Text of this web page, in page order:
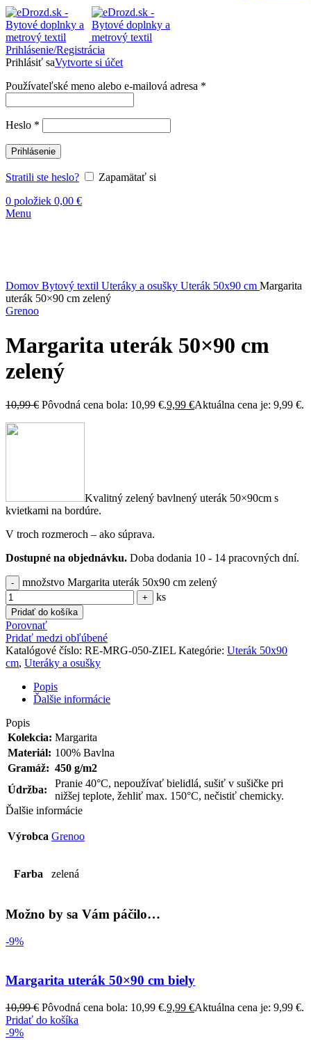
Prihlásenie/Registrácia
Prihlásiť saVytvorte si účet
Používateľské meno alebo e-mailová adresa *
Heslo *
Prihlásenie
Stratili ste heslo?
Zapamätať si
0 položiek 0,00 €
Menu
Domov Bytový textil Uteráky a osušky Uterák 50x90 cm Margarita
uterák 50×90 cm zelený
Grenoo
Margarita uterák 50×90 cm
zelený
10,99€ Pôvodná cena bola: 10,99 €.9,99 €Aktuálna cena je: 9,99 €.
Kvalitný zelený bavlnený uterák 50×90cm s
kvietkami na bordúre.
V troch rozmeroch – ako súprava.
Dostupné na objednávku. Doba dodania 10 - 14 pracovných dní.
množstvo Margarita uterák 50x90 cm zelený
ks
Pridať do košíka
Porovnať
Pridať medzi obľúbené
Katalógové číslo: RE-MRG-050-ZIEL Kategórie: Uterák 50x90
cm, Uteráky a osušky
Popis
Ďalšie informácie
Popis
Kolekcia: Margarita
Materiál: 100% Bavlna
Gramáž: 450 g/m2
Údržba:
Pranie 40°C, nepoužívať bielidlá, sušiť v sušičke pri
nižšej teplote, žehliť max. 150°C, nečistiť chemicky.
Ďalšie informácie
Výrobca Grenoo
Farba zelená
Možno by sa Vám páčilo…
-9%
Margarita uterák 50×90 cm biely
10,99€ Pôvodná cena bola: 10,99 €.9,99 €Aktuálna cena je: 9,99 €.
Pridať do košíka
-9%